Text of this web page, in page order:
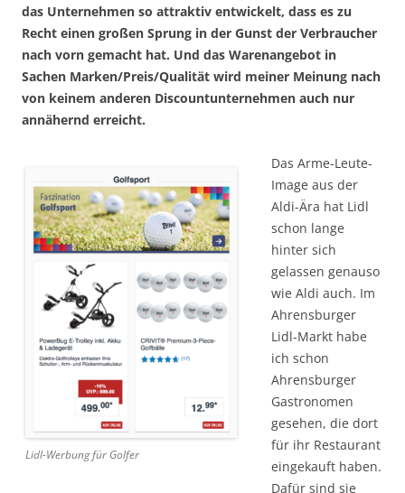
das Unternehmen so attraktiv entwickelt, dass es zu
Recht einen großen Sprung in der Gunst der Verbraucher
nach vorn gemacht hat. Und das Warenangebot in
Sachen Marken/Preis/Qualität wird meiner Meinung nach
von keinem anderen Discountunternehmen auch nur
annähernd erreicht.
Lidl-Werbung für Golfer
Das Arme-Leute-
Image aus der
Aldi-Ära hat Lidl
schon lange
hinter sich
gelassen genauso
wie Aldi auch. Im
Ahrensburger
Lidl-Markt habe
ich schon
Ahrensburger
Gastronomen
gesehen, die dort
für ihr Restaurant
eingekauft haben.
Dafür sind sie